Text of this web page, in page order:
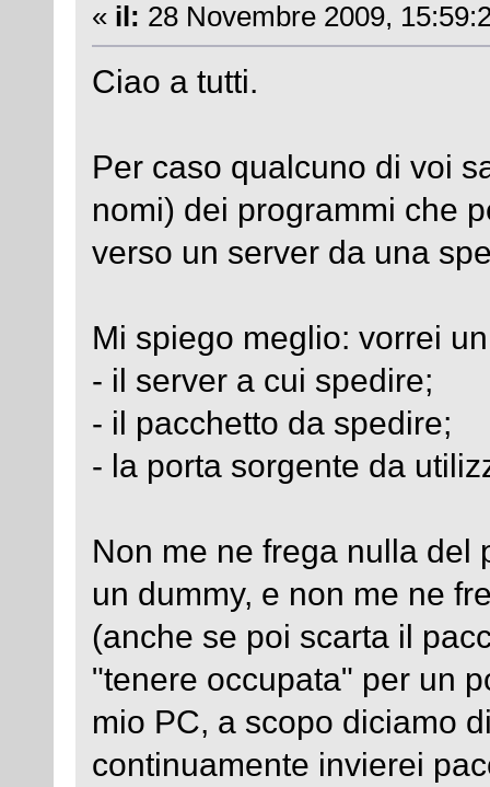
« il: 28 Novembre 2009,
Ciao a tutti.
Per caso qualcuno di voi
nomi) dei programmi che
verso un server da una
Mi spiego meglio: vorrei
- il server a cui spedire;
- il pacchetto da spedire;
- la porta sorgente da
Non me ne frega nulla del
un dummy, e non me ne
(anche se poi scarta il
"tenere occupata" per un
mio PC, a scopo diciamo
continuamente invierei